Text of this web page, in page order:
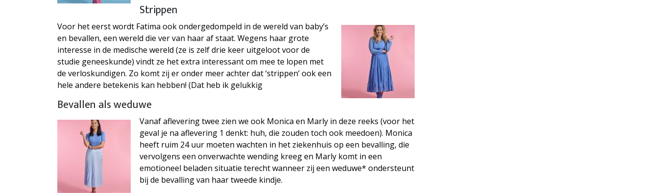
Strippen
Voor het eerst wordt Fatima ook ondergedompeld in de wereld van baby’s
en bevallen, een wereld die ver van haar af staat. Wegens haar grote
interesse in de medische wereld (ze is zelf drie keer uitgeloot voor de
studie geneeskunde) vindt ze het extra interessant om mee te lopen met
de verloskundigen. Zo komt zij er onder meer achter dat ‘strippen’ ook een
hele andere betekenis kan hebben! (Dat heb ik gelukkig
Bevallen als weduwe
Vanaf aflevering twee zien we ook Monica en Marly in deze reeks (voor het
geval je na aflevering 1 denkt: huh, die zouden toch ook meedoen). Monica
heeft ruim 24 uur moeten wachten in het ziekenhuis op een bevalling, die
vervolgens een onverwachte wending kreeg en Marly komt in een
emotioneel beladen situatie terecht wanneer zij een weduwe* ondersteunt
bij de bevalling van haar tweede kindje.